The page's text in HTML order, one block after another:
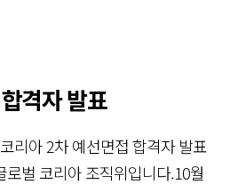
격자 발표
리아 2차 예선면접 합격자 발표
벌 코리아 조직위입니다.10월